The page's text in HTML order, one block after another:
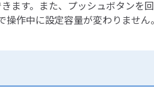
ます。また、プッシュボタンを
作中に設定容量が変わりません。